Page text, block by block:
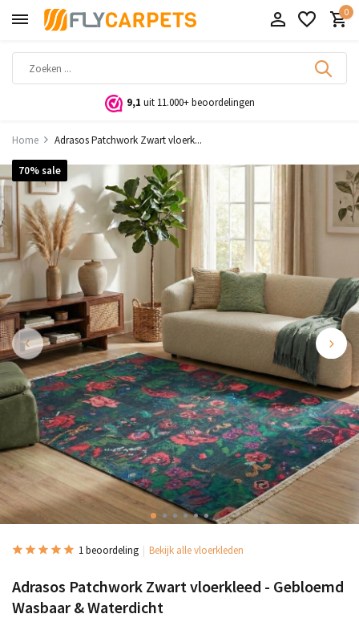
0
9,1 uit 11.000+ beoordelingen
Home Adrasos Patchwork Zwart vloerk...
70% sale
1 beoordeling Bekijk alle vloerkleden
Adrasos Patchwork Zwart vloerkleed - Gebloemd
Wasbaar & Waterdicht